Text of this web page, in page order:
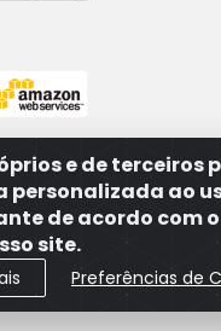
e de terceiros
personalizada ao
de acordo com
site.
Preferências de
DE SANEANTES